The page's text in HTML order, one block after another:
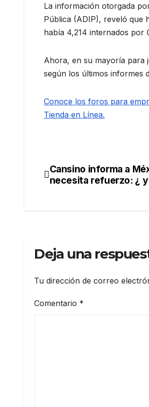
La información otorgada
Pública (ADIP), reveló que
había 4,214 internados por
Ahora, en su mayoría para
según los últimos informes
Conoce los foros para
Tienda en Línea.
Navegación
Cansino informa a
necesita refuerzo: ¿
Deja una
Tu dirección de correo
Comentario *